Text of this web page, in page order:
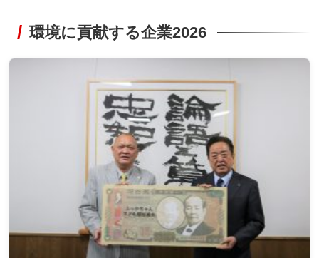
環境に貢献する企業2026